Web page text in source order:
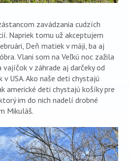
zavádzania cudzích
Napriek tomu už akceptujem
Deň matiek v máji, ba aj
Vlani som na Veľkú noc zažila
v záhrade aj darčeky od
USA. Ako naše deti chystajú
americké deti chystajú košíky pre
im do nich nadelí drobné
Mikuláš.